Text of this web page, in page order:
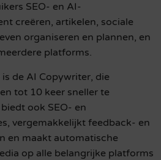
SEO- en AI-
creëren, artikelen, sociale
organiseren en plannen, en
platforms.
de AI Copywriter, die
tot 10 keer sneller te
ook SEO- en
vergemakkelijkt feedback- en
en maakt automatische
op alle belangrijke platforms